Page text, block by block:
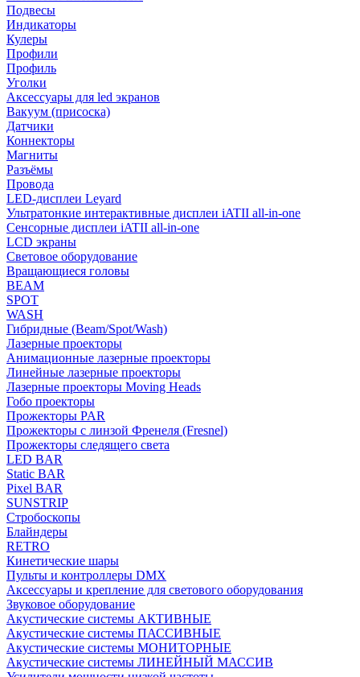
Подвесы
Индикаторы
Кулеры
Профили
Профиль
Уголки
Аксессуары для led экранов
Вакуум (присоска)
Датчики
Коннекторы
Магниты
Разъёмы
Провода
LED-дисплеи Leyard
Ультратонкие интерактивные дисплеи iATII all-in-one
Сенсорные дисплеи iATII all-in-one
LCD экраны
Световое оборудование
Вращающиеся головы
BEAM
SPOT
WASH
Гибридные (Beam/Spot/Wash)
Лазерные проекторы
Анимационные лазерные проекторы
Линейные лазерные проекторы
Лазерные проекторы Moving Heads
Гобо проекторы
Прожекторы PAR
Прожекторы с линзой Френеля (Fresnel)
Прожекторы следящего света
LED BAR
Static BAR
Pixel BAR
SUNSTRIP
Стробоскопы
Блайндеры
RETRO
Кинетические шары
Пульты и контроллеры DMX
Аксессуары и крепление для светового оборудования
Звуковое оборудование
Акустические системы АКТИВНЫЕ
Акустические системы ПАССИВНЫЕ
Акустические системы МОНИТОРНЫЕ
Акустические системы ЛИНЕЙНЫЙ МАССИВ